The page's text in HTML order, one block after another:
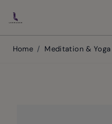
Home / Meditation & Yoga